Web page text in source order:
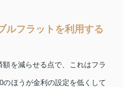
ルフラットを利用する
を減らせる点で、これはフラ
のほうが金利の設定を低くして